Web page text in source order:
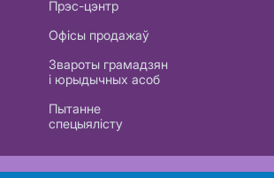
Прэс-цэнтр
Офісы продажаў
Звароты грамадзян
і юрыдычных асоб
Пытанне
спецыялісту